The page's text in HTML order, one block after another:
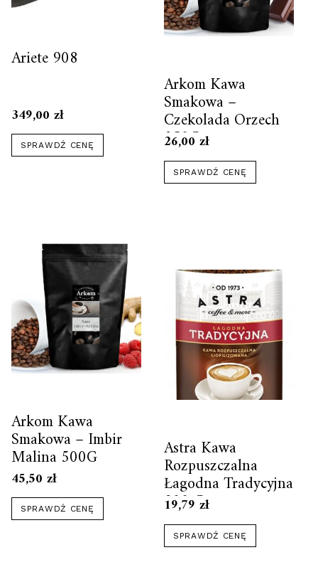
Ariete 908
349,00 zł
SPRAWDŹ CENĘ
Arkom Kawa
Smakowa –
Czekolada Orzech
250G
26,00zł
SPRAWDŹ CENĘ
Arkom Kawa
Smakowa – Imbir
Malina 500G
45,50 zł
SPRAWDŹ CENĘ
Astra Kawa
Rozpuszczalna
Łagodna Tradycyjna
200 G
19,79zł
SPRAWDŹ CENĘ